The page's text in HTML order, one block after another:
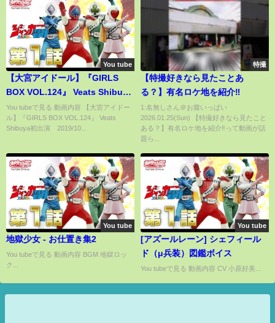
You tube
【大宮アイドール】『GIRLS
BOX VOL.124』 Veats Shibuya
初出演 2019/10/11
You tubeで見る 動画内容 【大宮アイドー
ル】『GIRLS BOX VOL.124』 Veats
Shibuya初出演 2019/10...
特撮
【特撮好きなら見たことあ
る？】有名ロケ地を紹介‼︎
1:名無しさん＠お腹いっぱい
2026.01.25(Sun) 【特撮好きなら見たこと
ある？】有名ロケ地を紹介‼︎って動画が話
題ら...
You tube
地獄少女 - お仕置き集2
You tubeで見る 動画内容 BGM 地獄ロッ
ク...
You tube
[アズールレーン] シェフィール
ド（μ兵装）図鑑ボイス
You tubeで見る 動画内容 CV 小原好美...